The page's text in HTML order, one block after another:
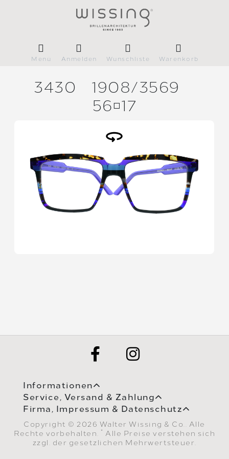
Menü Anmelden Wunschliste Warenkorb
3430 1908/3569
5617
Informationen
Service, Versand & Zahlung
Firma, Impressum & Datenschutz
Copyright © 2026 Walter Wissing & Co.. Alle
Rechte vorbehalten.
* Alle Preise verstehen sich
zzgl. der gesetzlichen Mehrwertsteuer.